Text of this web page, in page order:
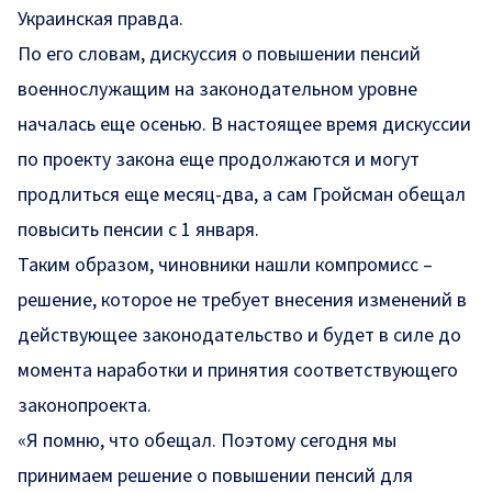
Украинская правда.
По его словам, дискуссия о повышении пенсий
военнослужащим на законодательном уровне
началась еще осенью. В настоящее время дискуссии
по проекту закона еще продолжаются и могут
продлиться еще месяц-два, а сам Гройсман обещал
повысить пенсии с 1 января.
Таким образом, чиновники нашли компромисс –
решение, которое не требует внесения изменений в
действующее законодательство и будет в силе до
момента наработки и принятия соответствующего
законопроекта.
«Я помню, что обещал. Поэтому сегодня мы
принимаем решение о повышении пенсий для